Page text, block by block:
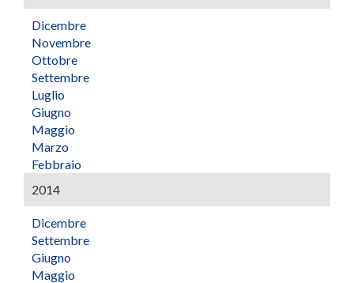
Dicembre
Novembre
Ottobre
Settembre
Luglio
Giugno
Maggio
Marzo
Febbraio
2014
Dicembre
Settembre
Giugno
Maggio